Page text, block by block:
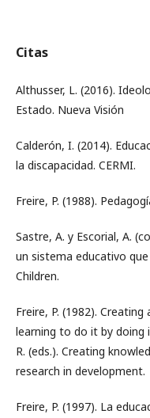
Citas
Althusser, L. (2016).
Estado. Nueva Visión
Calderón, I. (2014).
la discapacidad. CERMI.
Freire, P. (1988).
Sastre, A. y Escorial, A.
un sistema educativo
Children.
Freire, P. (1982).
learning to do it by doing
R. (eds.). Creating
research in development.
Freire, P. (1997). La